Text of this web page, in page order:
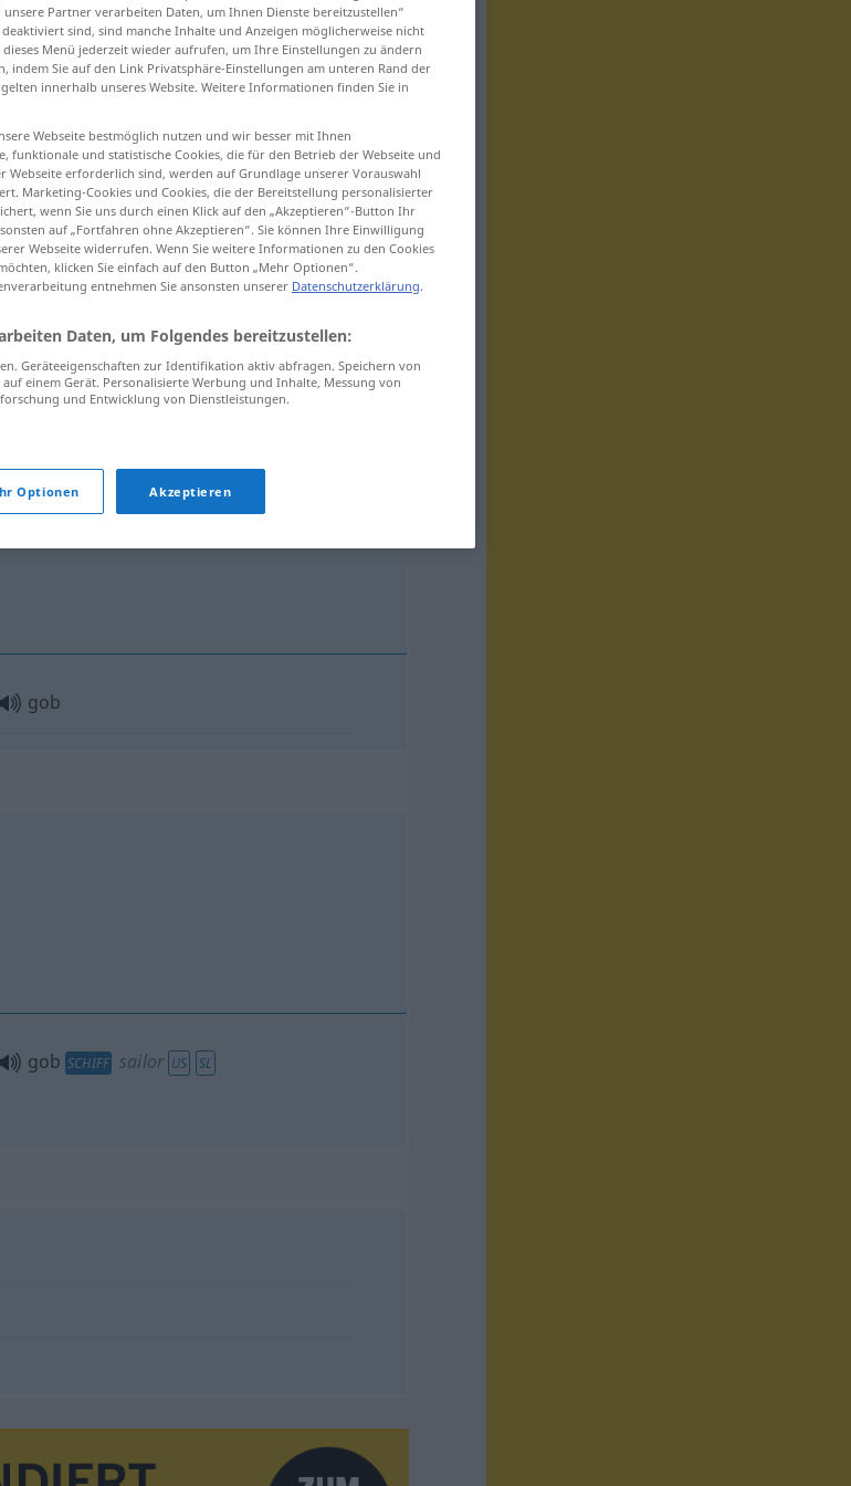
gobmouth
gob of saliva
gob
gob SCHIFF sailor US SL
Partner verarbeiten Daten, um Ihnen Dienste bereitzustellen“
sind, sind manche Inhalte und Anzeigen möglicherweise nicht
Menü jederzeit wieder aufrufen, um Ihre Einstellungen zu ändern
Sie auf den Link Privatsphäre-Einstellungen am unteren Rand der
innerhalb unseres Website. Weitere Informationen finden Sie in
Webseite bestmöglich nutzen und wir besser mit Ihnen
funktionale und statistische Cookies, die für den Betrieb der Webseite und
Webseite erforderlich sind, werden auf Grundlage unserer Vorauswahl
Marketing-Cookies und Cookies, die der Bereitstellung personalisierter
wenn Sie uns durch einen Klick auf den „Akzeptieren“-Button Ihr
auf „Fortfahren ohne Akzeptieren“. Sie können Ihre Einwilligung
Webseite widerrufen. Wenn Sie weitere Informationen zu den Cookies
klicken Sie einfach auf den Button „Mehr Optionen“.
entnehmen Sie ansonsten unserer Datenschutzerklärung.
Daten, um Folgendes bereitzustellen:
Geräteeigenschaften zur Identifikation aktiv abfragen. Speichern von
einem Gerät. Personalisierte Werbung und Inhalte, Messung von
und Entwicklung von Dienstleistungen.
Optionen Akzeptieren